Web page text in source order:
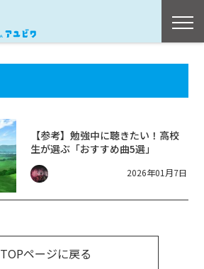
【参考】勉強中に聴きたい！高校
生が選ぶ「おすすめ曲5選」
2026年01月7日
TOPページに戻る